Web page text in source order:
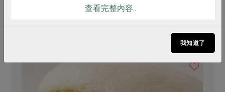
你可能有興趣的食譜
查看完整內容..
我知道了